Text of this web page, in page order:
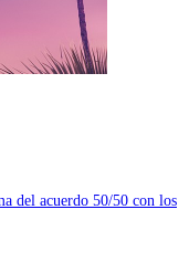
del acuerdo 50/50 con los